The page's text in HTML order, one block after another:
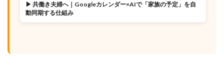
▶ 共働き夫婦へ｜Googleカレンダー×AIで「家族の予定」を自
動同期する仕組み